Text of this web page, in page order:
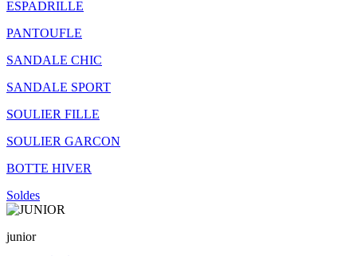
ESPADRILLE
PANTOUFLE
SANDALE CHIC
SANDALE SPORT
SOULIER FILLE
SOULIER GARCON
BOTTE HIVER
Soldes
junior